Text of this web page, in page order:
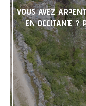
VOUS AVEZ
EN OCCITANIE ?